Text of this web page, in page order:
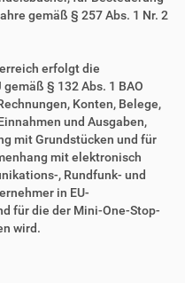
gemäß § 257 Abs. 1 Nr. 2
erfolgt die
§ 132 Abs. 1 BAO
Konten, Belege,
und Ausgaben,
mit Grundstücken und für
mit elektronisch
, Rundfunk- und
in EU-
für die der Mini-One-Stop-
wird.